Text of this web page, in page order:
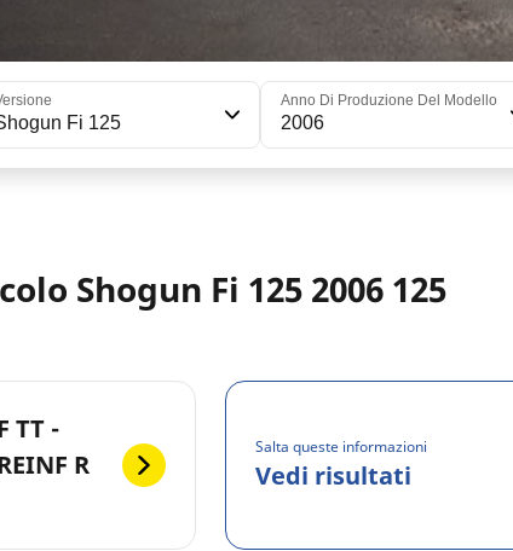
Fi 125
Anno Di Produzione Del Modello
2006
Shogun Fi 125 2006 125
TT -
R
Salta queste informazioni
Vedi risultati